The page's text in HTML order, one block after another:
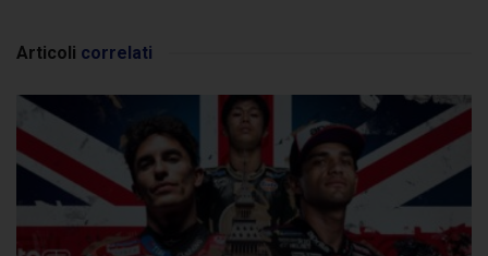
Articoli correlati